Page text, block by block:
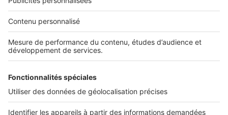
Infos pratiques
Politique Générale de Protection des Données
Conditions Générales d'Utilisation
Diffusez vos annonces
Sites du groupe SeLoger